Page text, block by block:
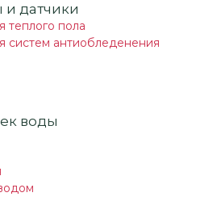
и датчики
теплого пола
систем антиобледенения
воды